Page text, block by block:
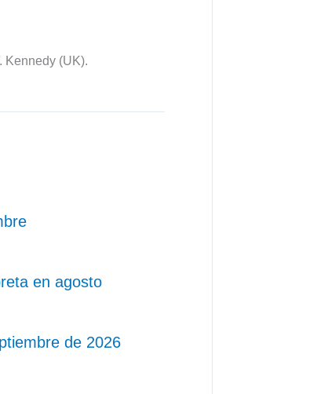
Kennedy (UK).
en agosto
de 2026